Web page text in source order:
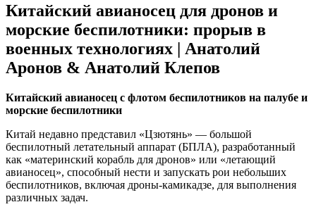
Китайский авианосец для дронов и
морские беспилотники: прорыв в
военных технологиях | Анатолий
Аронов & Анатолий Клепов
Китайский авианосец с флотом беспилотников на палубе и
морские беспилотники
Китай недавно представил «Цзютянь» — большой
беспилотный летательный аппарат (БПЛА), разработанный
как «материнский корабль для дронов» или «летающий
авианосец», способный нести и запускать рои небольших
беспилотников, включая дроны-камикадзе, для выполнения
различных задач.